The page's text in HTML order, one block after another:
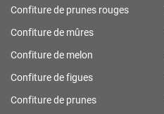
Confiture de prunes rouges
Confiture de mûres
Confiture de melon
Confiture de figues
Confiture de prunes